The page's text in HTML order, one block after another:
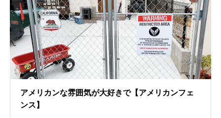
アメリカンな雰囲気が大好きで【アメリカンフェ
ンス】